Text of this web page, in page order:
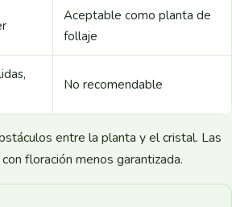
Aceptable como planta de
follaje
No recomendable
entre la planta y el cristal. Las
floración menos garantizada.